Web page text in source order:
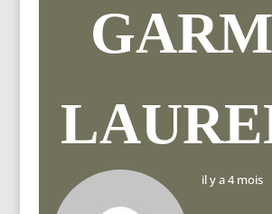
il y a 4 mois